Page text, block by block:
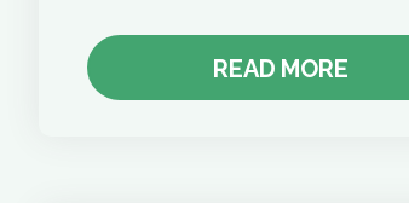
READ MORE